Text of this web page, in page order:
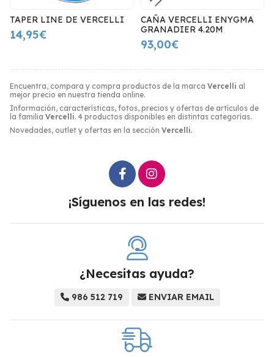
Encuentra, compara y compra productos de la marca Vercelli al
mejor precio en nuestra tienda online.
Información, características, fotos, precios y ofertas de artículos de
la familia Vercelli. 4 productos disponibles en distintas categorías.
Novedades, outlet y ofertas en la sección Vercelli.
TAPER LINE DE VERCELLI
14,95€
CAÑA VERCELLI ENYGMA
GRANADIER 4.20M
93,00€
¡Síguenos en las redes!
¿Necesitas ayuda?
986 512 719 ENVIAR EMAIL